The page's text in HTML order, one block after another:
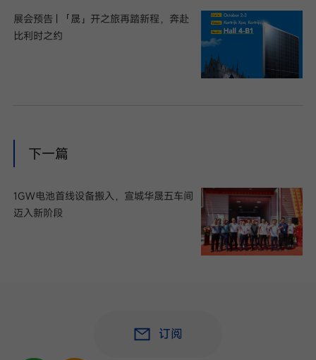
展会预告 | 「晟」开之旅再踏新程，奔赴
比利时之约
下一篇
1GW电池首线设备搬入，宣城华晟五车间
迈入新阶段
订阅